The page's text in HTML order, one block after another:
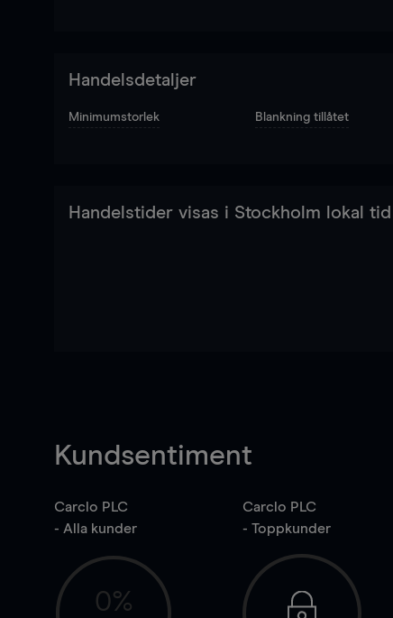
Handelsdetaljer
Minimumstorlek Blankning tillåtet
Handelstider visas i Stockholm lokal tid
Kundsentiment
Carclo PLC
- Alla kunder
0%
Carclo PLC
- Toppkunder